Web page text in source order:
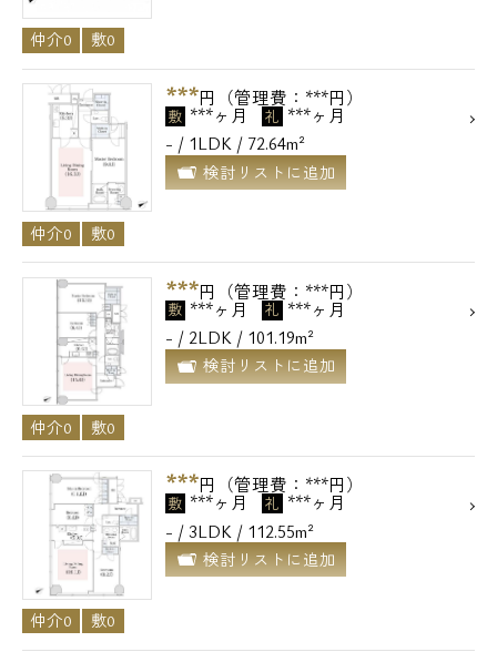
仲介0 敷0
***円（管理費：***円）
敷 ***ヶ月 礼 ***ヶ月
- / 1LDK / 72.64m²
検討リストに追加
仲介0 敷0
***円（管理費：***円）
敷 ***ヶ月 礼 ***ヶ月
- / 2LDK / 101.19m²
検討リストに追加
仲介0 敷0
***円（管理費：***円）
敷 ***ヶ月 礼 ***ヶ月
- / 3LDK / 112.55m²
検討リストに追加
仲介0 敷0